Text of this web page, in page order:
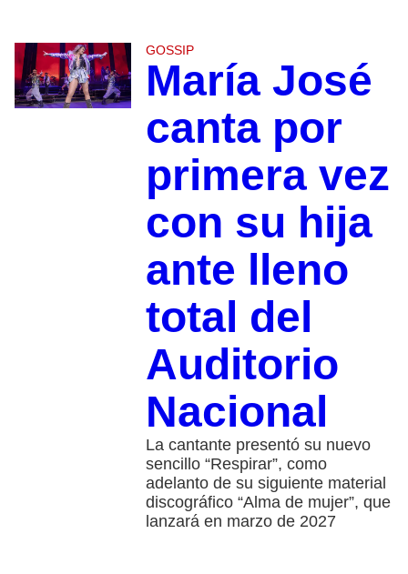
GOSSIP
María José
canta por
primera vez
con su hija
ante lleno
total del
Auditorio
Nacional
La cantante presentó su nuevo
sencillo “Respirar”, como
adelanto de su siguiente material
discográfico “Alma de mujer”, que
lanzará en marzo de 2027